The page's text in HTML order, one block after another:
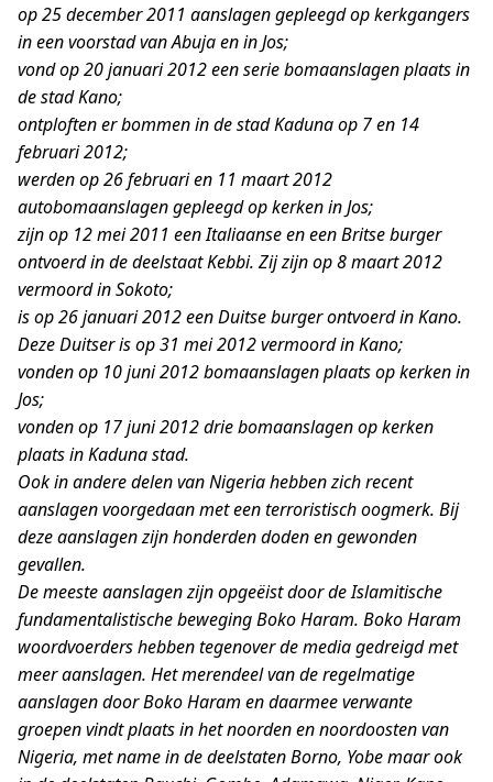
op 25 december 2011 aanslagen gepleegd op kerkgangers
in een voorstad van Abuja en in Jos;
vond op 20 januari 2012 een serie bomaanslagen plaats in
de stad Kano;
ontploften er bommen in de stad Kaduna op 7 en 14
februari 2012;
werden op 26 februari en 11 maart 2012
autobomaanslagen gepleegd op kerken in Jos;
zijn op 12 mei 2011 een Italiaanse en een Britse burger
ontvoerd in de deelstaat Kebbi. Zij zijn op 8 maart 2012
vermoord in Sokoto;
is op 26 januari 2012 een Duitse burger ontvoerd in Kano.
Deze Duitser is op 31 mei 2012 vermoord in Kano;
vonden op 10 juni 2012 bomaanslagen plaats op kerken in
Jos;
vonden op 17 juni 2012 drie bomaanslagen op kerken
plaats in Kaduna stad.
Ook in andere delen van Nigeria hebben zich recent
aanslagen voorgedaan met een terroristisch oogmerk. Bij
deze aanslagen zijn honderden doden en gewonden
gevallen.
De meeste aanslagen zijn opgeëist door de Islamitische
fundamentalistische beweging Boko Haram. Boko Haram
woordvoerders hebben tegenover de media gedreigd met
meer aanslagen. Het merendeel van de regelmatige
aanslagen door Boko Haram en daarmee verwante
groepen vindt plaats in het noorden en noordoosten van
Nigeria, met name in de deelstaten Borno, Yobe maar ook